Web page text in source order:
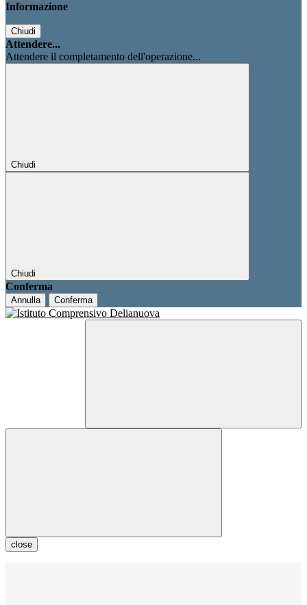
Informazione
Chiudi
Attendere...
Attendere il completamento dell'operazione...
Chiudi
Chiudi
Conferma
Annulla Conferma
close